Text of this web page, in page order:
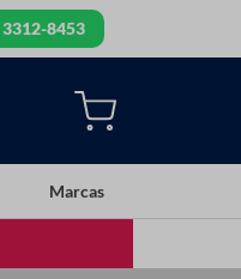
3312-8453
Marcas